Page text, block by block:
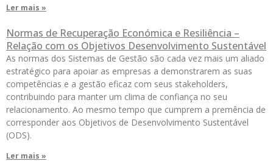
Ler mais »
Normas de Recuperação Económica e Resiliência –
Relação com os Objetivos Desenvolvimento Sustentável
As normas dos Sistemas de Gestão são cada vez mais um aliado
estratégico para apoiar as empresas a demonstrarem as suas
competências e a gestão eficaz com seus stakeholders,
contribuindo para manter um clima de confiança no seu
relacionamento. Ao mesmo tempo que cumprem a premência de
corresponder aos Objetivos de Desenvolvimento Sustentável
(ODS).
Ler mais »